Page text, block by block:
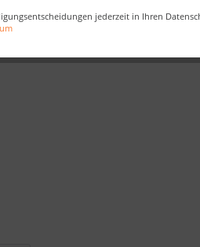
jederzeit in Ihren